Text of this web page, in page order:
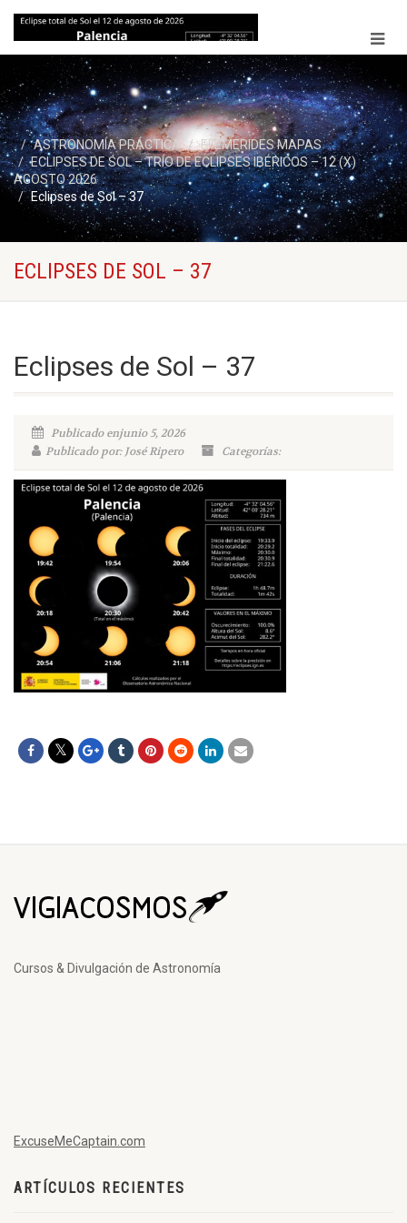
ASTRONOMÍA PRÁCTICA
EFEMERIDES MAPAS
ECLIPSES DE SOL – TRÍO DE ECLIPSES IBÉRICOS – 12 (X)
AGOSTO 2026
Eclipses de Sol – 37
ECLIPSES DE SOL – 37
Eclipses de Sol – 37
Publicado enjunio 5, 2026
Publicado por: José Ripero
Categorías:
Cursos & Divulgación de Astronomía
ExcuseMeCaptain.com
ARTÍCULOS RECIENTES